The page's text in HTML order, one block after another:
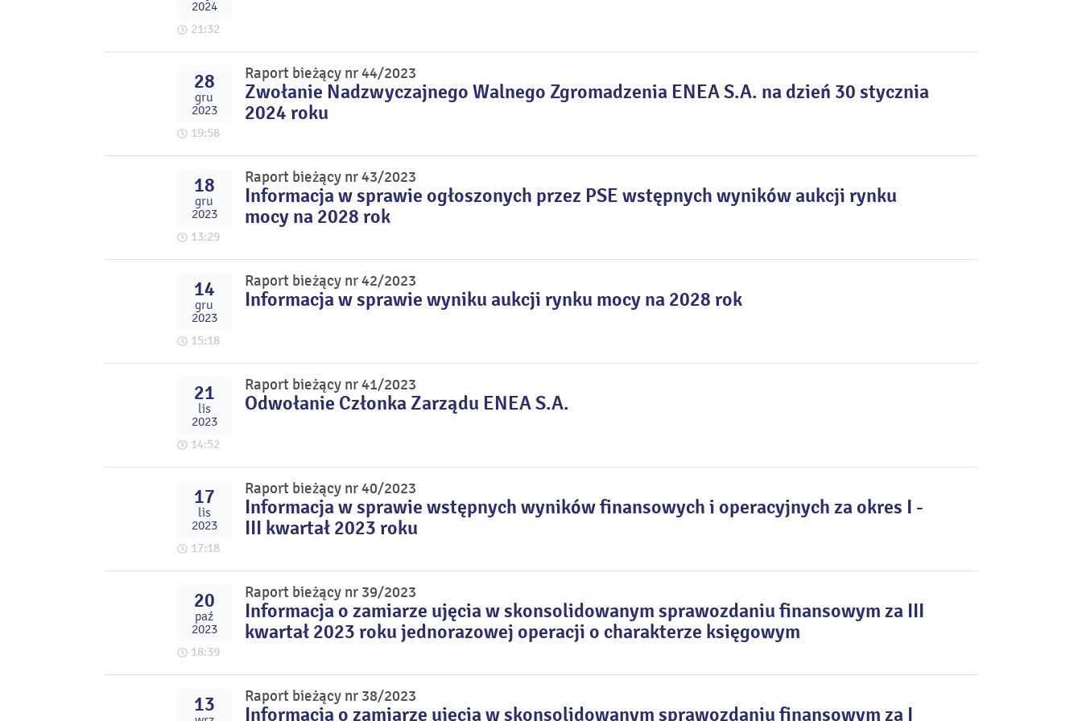
2024
21:32
28
gru
2023
19:58
Raport bieżący nr 44/2023
Zwołanie Nadzwyczajnego Walnego Zgromadzenia ENEA S.A. na dzień 30 stycznia
2024 roku
18
gru
2023
13:29
Raport bieżący nr 43/2023
Informacja w sprawie ogłoszonych przez PSE wstępnych wyników aukcji rynku
mocy na 2028 rok
14
gru
2023
15:18
Raport bieżący nr 42/2023
Informacja w sprawie wyniku aukcji rynku mocy na 2028 rok
21
lis
2023
14:52
Raport bieżący nr 41/2023
Odwołanie Członka Zarządu ENEA S.A.
17
lis
2023
17:18
Raport bieżący nr 40/2023
Informacja w sprawie wstępnych wyników finansowych i operacyjnych za okres I -
III kwartał 2023 roku
20
paź
2023
18:39
Raport bieżący nr 39/2023
Informacja o zamiarze ujęcia w skonsolidowanym sprawozdaniu finansowym za III
kwartał 2023 roku jednorazowej operacji o charakterze księgowym
13 Raport bieżący nr 38/2023
Informacja o zamiarze ujęcia w skonsolidowanym sprawozdaniu finansowym za I